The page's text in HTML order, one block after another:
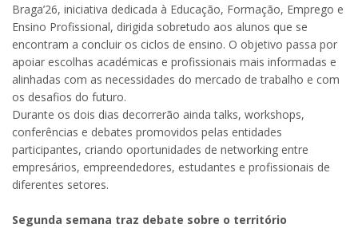
Braga’26, iniciativa dedicada à Educação, Formação, Emprego e
Ensino Profissional, dirigida sobretudo aos alunos que se
encontram a concluir os ciclos de ensino. O objetivo passa por
apoiar escolhas académicas e profissionais mais informadas e
alinhadas com as necessidades do mercado de trabalho e com
os desafios do futuro.
Durante os dois dias decorrerão ainda talks, workshops,
conferências e debates promovidos pelas entidades
participantes, criando oportunidades de networking entre
empresários, empreendedores, estudantes e profissionais de
diferentes setores.
Segunda semana traz debate sobre o território